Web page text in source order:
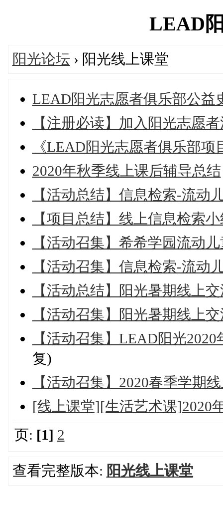
LEAD
阳光论坛 › 阳光线上课堂
LEAD阳光志愿者俱乐部公益
【注册必读】加入阳光志愿
《LEAD阳光志愿者俱乐部项
2020年秋季线上课后辅导总结
【活动总结】信息检索-流动
【项目总结】线上信息检索
【活动召集】希希学园流动
【活动召集】信息检索-流动
【活动总结】阳光暑期线上
【活动召集】阳光暑期线上
【活动召集】LEAD阳光
复)
【活动召集】2020春季学期
[线上课堂][生活艺术课]2020
页: [1] 2
查看完整版本: 阳光线上课堂